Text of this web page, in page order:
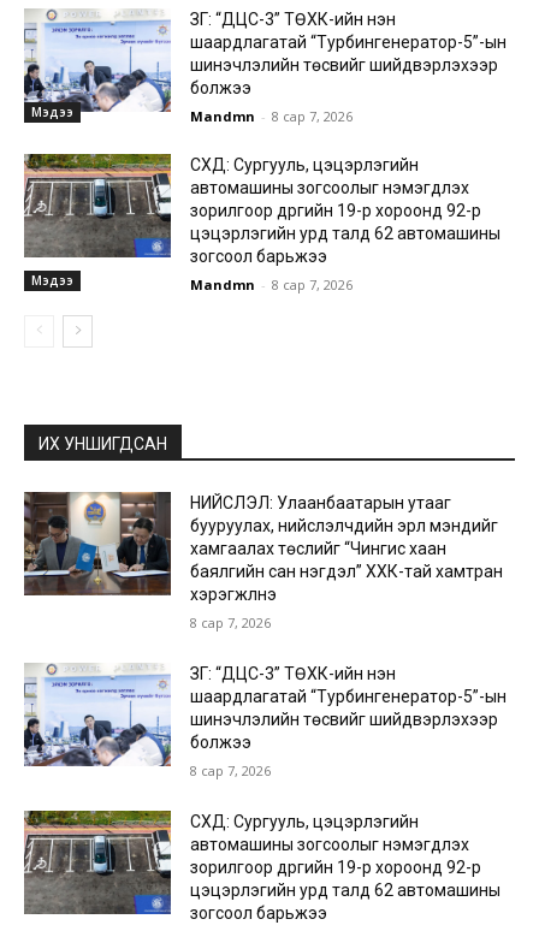
Мэдээ
ЗГ: “ДЦС-3” ТӨХК-ийн нэн
шаардлагатай “Турбингенератор-5”-ын
шинэчлэлийн төсвийг шийдвэрлэхээр
болжээ
Mandmn - 8 сар 7, 2026
Мэдээ
СХД: Сургууль, цэцэрлэгийн
автомашины зогсоолыг нэмэгдүүлэх
зорилгоор дүүргийн 19-р хороонд 92-р
цэцэрлэгийн урд талд 62 автомашины
зогсоол барьжээ
Mandmn - 8 сар 7, 2026
ИХ УНШИГДСАН
НИЙСЛЭЛ: Улаанбаатарын утааг
бууруулах, нийслэлчүүдийн эрүүл мэндийг
хамгаалах төслийг “Чингис хаан
баялгийн сан нэгдэл” ХХК-тай хамтран
хэрэгжүүлнэ
8 сар 7, 2026
ЗГ: “ДЦС-3” ТӨХК-ийн нэн
шаардлагатай “Турбингенератор-5”-ын
шинэчлэлийн төсвийг шийдвэрлэхээр
болжээ
8 сар 7, 2026
СХД: Сургууль, цэцэрлэгийн
автомашины зогсоолыг нэмэгдүүлэх
зорилгоор дүүргийн 19-р хороонд 92-р
цэцэрлэгийн урд талд 62 автомашины
зогсоол барьжээ